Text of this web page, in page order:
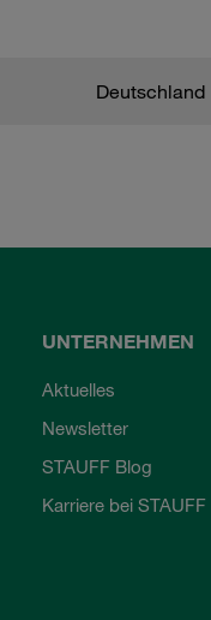
Deutschland
UNTERNEHMEN
Aktuelles
Newsletter
STAUFF Blog
Karriere bei STAUFF